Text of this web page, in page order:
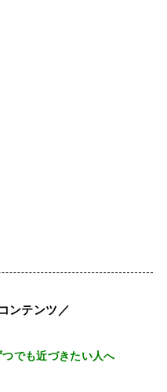
ンテンツ／
でも近づきたい人へ